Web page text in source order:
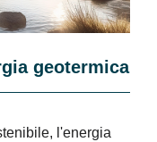
geotermica
l'energia